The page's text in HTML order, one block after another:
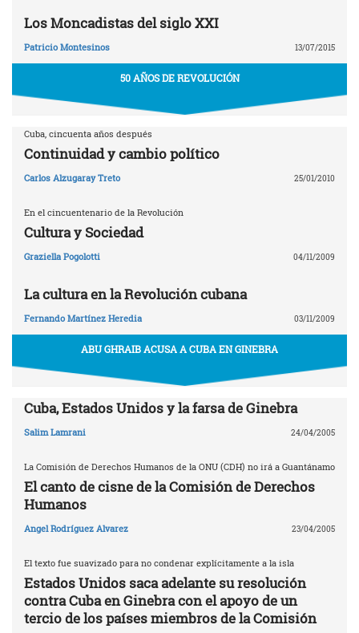
Los Moncadistas del siglo XXI
Patricio Montesinos 13/07/2015
50 AÑOS DE REVOLUCIÓN
Cuba, cincuenta años después
Continuidad y cambio político
Carlos Alzugaray Treto 25/01/2010
En el cincuentenario de la Revolución
Cultura y Sociedad
Graziella Pogolotti 04/11/2009
La cultura en la Revolución cubana
Fernando Martínez Heredia 03/11/2009
ABU GHRAIB ACUSA A CUBA EN GINEBRA
Cuba, Estados Unidos y la farsa de Ginebra
Salim Lamrani 24/04/2005
La Comisión de Derechos Humanos de la ONU (CDH) no irá a Guantánamo
El canto de cisne de la Comisión de Derechos
Humanos
Angel Rodríguez Alvarez 23/04/2005
El texto fue suavizado para no condenar explícitamente a la isla
Estados Unidos saca adelante su resolución
contra Cuba en Ginebra con el apoyo de un
tercio de los países miembros de la Comisión